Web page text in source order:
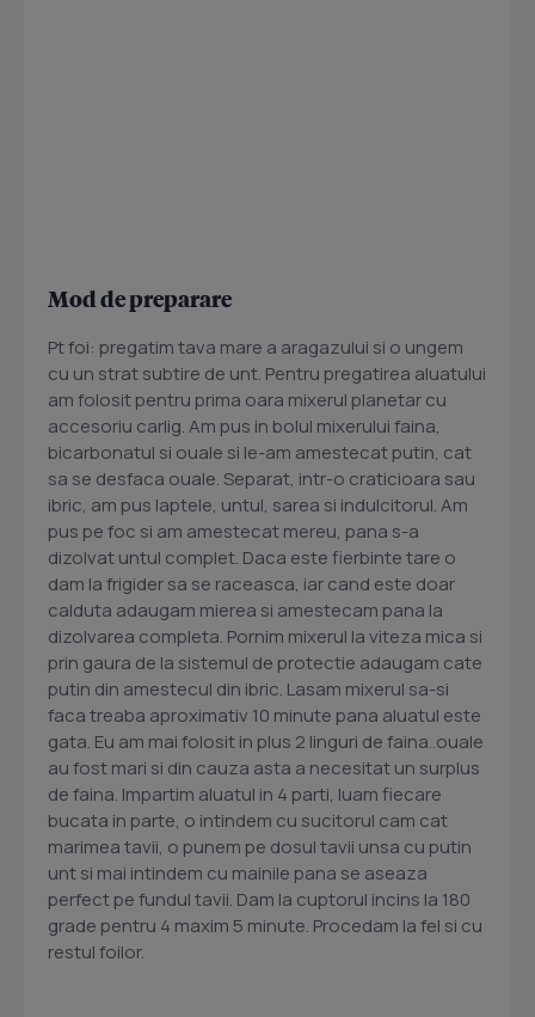
Mod de preparare
Pt foi: pregatim tava mare a aragazului si o ungem
cu un strat subtire de unt. Pentru pregatirea aluatului
am folosit pentru prima oara mixerul planetar cu
accesoriu carlig. Am pus in bolul mixerului faina,
bicarbonatul si ouale si le-am amestecat putin, cat
sa se desfaca ouale. Separat, intr-o craticioara sau
ibric, am pus laptele, untul, sarea si indulcitorul. Am
pus pe foc si am amestecat mereu, pana s-a
dizolvat untul complet. Daca este fierbinte tare o
dam la frigider sa se raceasca, iar cand este doar
calduta adaugam mierea si amestecam pana la
dizolvarea completa. Pornim mixerul la viteza mica si
prin gaura de la sistemul de protectie adaugam cate
putin din amestecul din ibric. Lasam mixerul sa-si
faca treaba aproximativ 10 minute pana aluatul este
gata. Eu am mai folosit in plus 2 linguri de faina..ouale
au fost mari si din cauza asta a necesitat un surplus
de faina. Impartim aluatul in 4 parti, luam fiecare
bucata in parte, o intindem cu sucitorul cam cat
marimea tavii, o punem pe dosul tavii unsa cu putin
unt si mai intindem cu mainile pana se aseaza
perfect pe fundul tavii. Dam la cuptorul incins la 180
grade pentru 4 maxim 5 minute. Procedam la fel si cu
restul foilor.